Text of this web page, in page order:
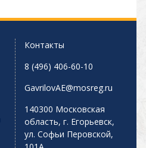
Контакты
8 (496) 406-60-10
GavrilovAE@mosreg.ru
140300 Московская
область, г. Егорьевск,
ул. Софьи Перовской,